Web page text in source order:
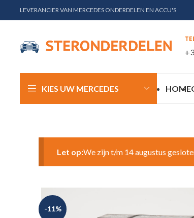
LEVERANCIER VAN MERCEDES ONDERDELEN EN ACCU'S
KIES UW MERCEDES HOME
Let op:We zijn t/m 14 augustus
-11%